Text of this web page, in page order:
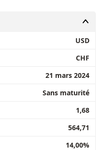
xlsx
USD
CHF
21 mars 2024
Sans maturité
1,68
564,71
14,00%